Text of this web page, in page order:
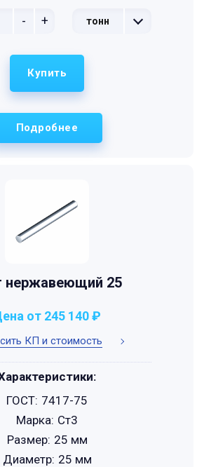
- + тонн
Подробнее
Купить
нержавеющий 25
КП и стоимость
от 245 140 ₽
ГОСТ: 7417-75
Марка: Ст3
Размер: 25 мм
Диаметр: 25 мм